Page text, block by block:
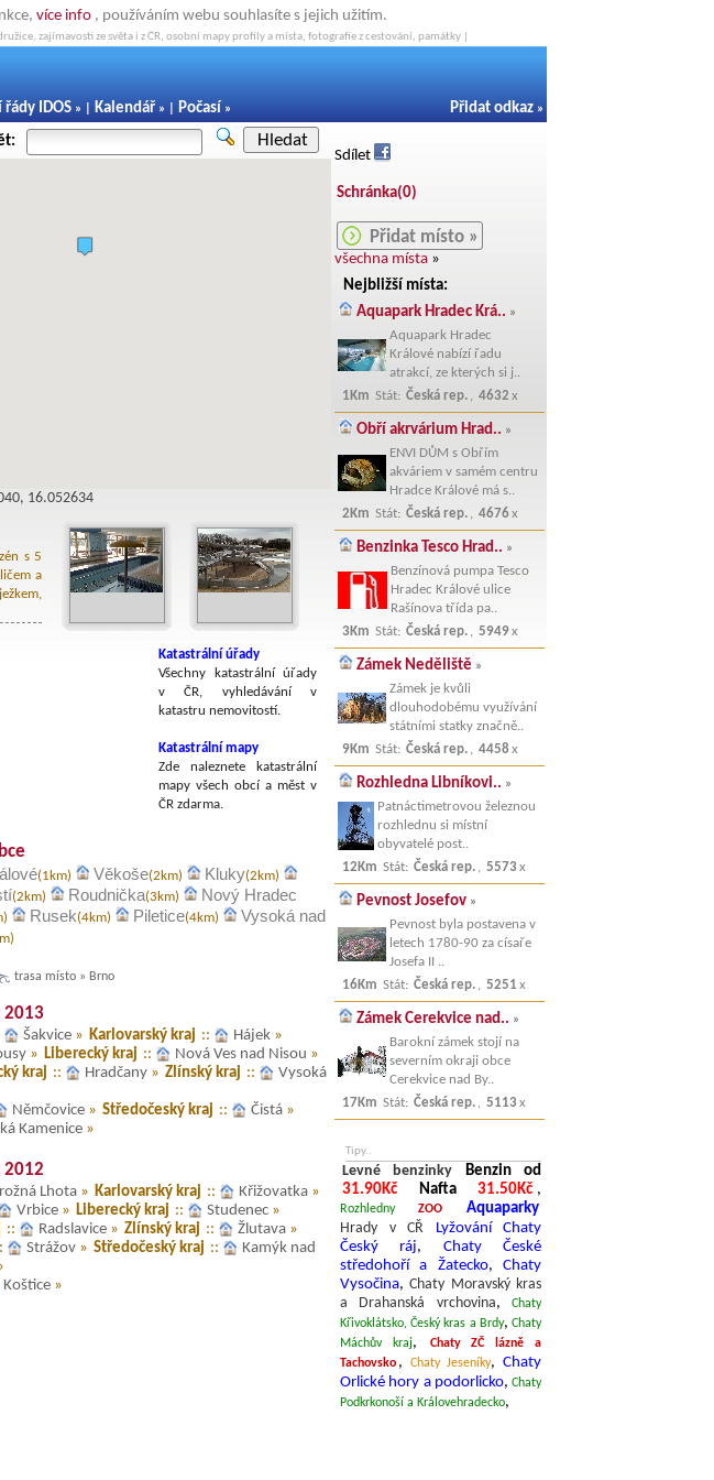
více info , používáním webu souhlasíte s jejich užitím.
zajímavosti ze světa i z ČR, osobní mapy profily a místa, fotografie z cestování, památky |
řády IDOS » | Kalendář » | Počasí » Přidat odkaz »
Hledat
16.052634
s 5
a
Katastrální úřady
Všechny katastrální úřady
v ČR, vyhledávání v
katastru nemovitostí.
Katastrální mapy
Zde naleznete katastrální
mapy všech obcí a měst v
ČR zdarma.
(1km) Věkoše(2km) Kluky(2km)
(2km) Roudnička(3km)
Nový Hradec
Rusek(4km) Piletice(4km)
Vysoká nad
trasa místo » Brno
2013
Šakvice » Karlovarský kraj :: Hájek »
» Liberecký kraj :: Nová Ves nad Nisou »
kraj :: Hradčany» Zlínský kraj ::
Vysoká
Němčovice» Středočeský kraj :: Čistá»
Kamenice »
2012
Lhota» Karlovarský kraj :: Křižovatka»
Vrbice » Liberecký kraj :: Studenec »
:: Radslavice » Zlínský kraj :: Žlutava »
Strážov » Středočeský kraj ::
Kamýk nad
Koštice »
Sdílet
Schránka(0)
Přidat místo »
všechna místa »
Nejbližší místa:
Aquapark Hradec Krá.. »
Aquapark Hradec
Králové nabízí řadu
atrakcí, ze kterých si j..
1Km Stát: Česká rep. , 4632 x
Obří akrvárium Hrad.. »
ENVI DŮM s Obřím
akváriem v samém centru
Hradce Králové má s..
2Km Stát: Česká rep. , 4676x
Benzinka Tesco Hrad.. »
Benzínová pumpa Tesco
Hradec Králové ulice
Rašínova třída pa..
3Km Stát: Česká rep. , 5949x
Zámek Neděliště »
Zámek je kvůli
dlouhodobému využívání
státními statky značně..
9Km Stát: Česká rep. , 4458 x
Rozhledna Libníkovi.. »
Patnáctimetrovou železnou
rozhlednu si místní
obyvatelé post..
12Km Stát: Česká rep. , 5573 x
Pevnost Josefov »
Pevnost byla postavena v
letech 1780-90 za císaře
Josefa II ..
16Km Stát: Česká rep. , 5251 x
Zámek Cerekvice nad.. »
Barokní zámek stojí na
severním okraji obce
Cerekvice nad By..
17Km Stát: Česká rep. , 5113 x
Tipy..
Levné benzinky Benzin od
31.90Kč
Nafta 31.50Kč ,
Rozhledny ZOO
Aquaparky
Hrady v CŘ
Lyžování
Chaty
Český ráj, Chaty České
středohoří a Žatecko,Chaty
Vysočina,Chaty Moravský kras
a Drahanská vrchovina,Chaty
Křivoklátsko, Český kras a Brdy,Chaty
Máchův kraj,
Chaty ZČ lázně a
Tachovsko , Chaty Jeseníky,Chaty
Orlické hory a podorlicko, Chaty
Podkrkonoší a Královehradecko,